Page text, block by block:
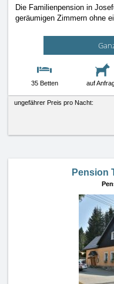
Die Familienpension in
geräumigen Zimmern ohne
35 Betten auf
ungefährer Preis pro Nacht:
Pension